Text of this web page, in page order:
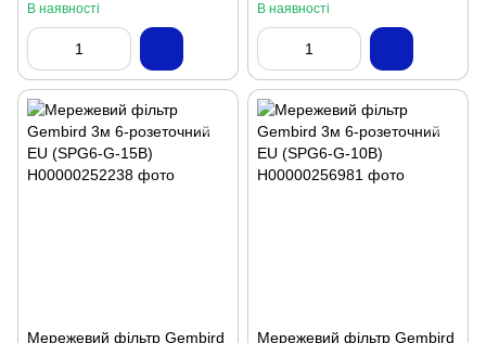
В наявності В наявності
Мережевий фільтр Gembird
Мережевий фільтр Gembird